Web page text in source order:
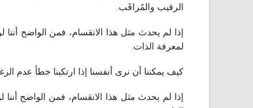
الرقيب والمُراقَب.
إذا لم يحدث مثل هذا الانقسام، فمن الواضح
لمعرفة الذات.
كيف يمكننا أن نرى أنفسنا إذا ارتكبنا خطأ عدم
إذا لم يحدث مثل هذا الانقسام، فمن الواضح